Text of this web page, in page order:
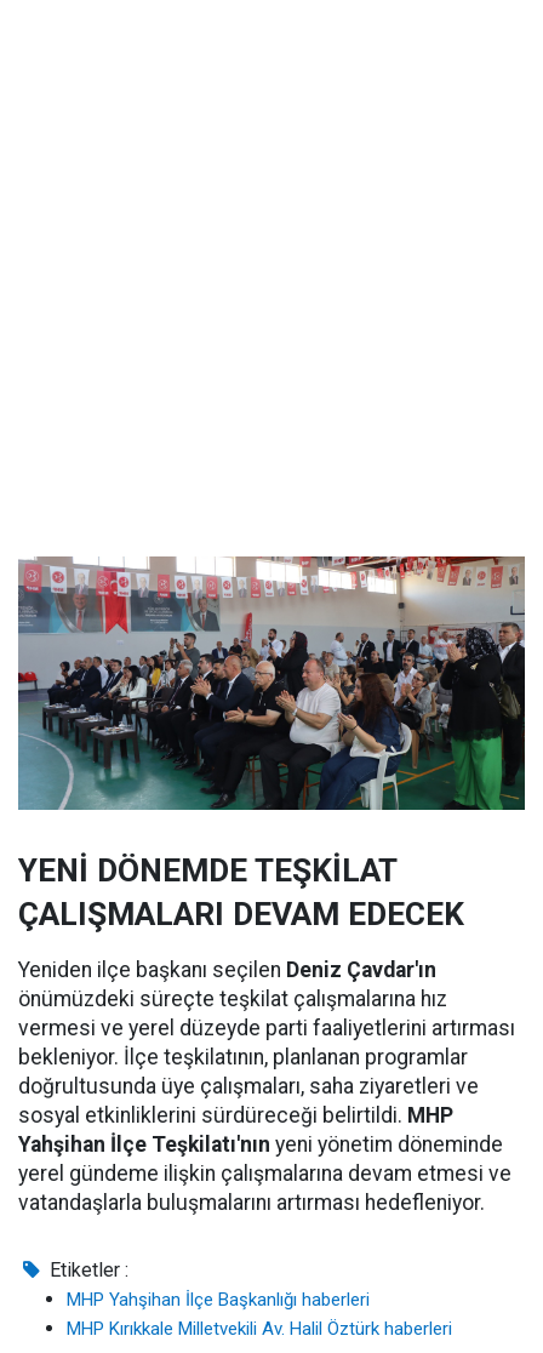
YENİ DÖNEMDE TEŞKİLAT
ÇALIŞMALARI DEVAM EDECEK
Yeniden ilçe başkanı seçilen Deniz Çavdar'ın
önümüzdeki süreçte teşkilat çalışmalarına hız
vermesi ve yerel düzeyde parti faaliyetlerini artırması
bekleniyor. İlçe teşkilatının, planlanan programlar
doğrultusunda üye çalışmaları, saha ziyaretleri ve
sosyal etkinliklerini sürdüreceği belirtildi. MHP
Yahşihan İlçe Teşkilatı'nın yeni yönetim döneminde
yerel gündeme ilişkin çalışmalarına devam etmesi ve
vatandaşlarla buluşmalarını artırması hedefleniyor.
Etiketler :
MHP Yahşihan İlçe Başkanlığı haberleri
MHP Kırıkkale Milletvekili Av. Halil Öztürk haberleri